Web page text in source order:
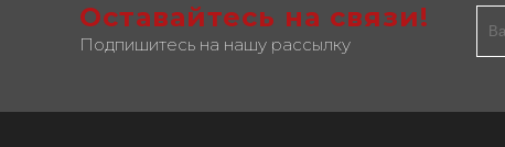
Оставайтесь на связи!
Подпишитесь на нашу рассылку